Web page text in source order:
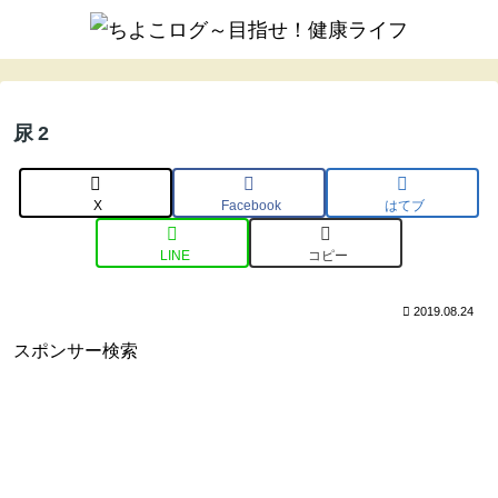
尿2
X Facebook はてブ
LINE コピー
2019.08.24
スポンサー検索